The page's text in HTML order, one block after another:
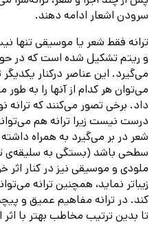
سرودن اشعار ادامه دهند.
ترانه فقط شعر یا موسیقی تنها
و ریتم تشکیل شده است که در
می‌گیرد. این عناصر درکنار
می‌توان هر کدام از آنها را به
داد. برخی تصور می‌کنند که
درست نیست زیرا ترانه هم
شعر در بر می‌گیرد به همراه
سطحی باشد (بستگی به سلیقه‌ی
ملودی و موسیقی نیز در کنار اثر
زیباتر نماید، همچنین ترانه
کند. در ترانه مفاهیم عمیق و
تا بدین ترتیب مخاطب بهتر با اثر